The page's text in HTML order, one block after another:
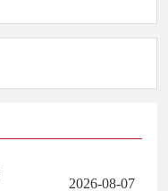
2026-08-07